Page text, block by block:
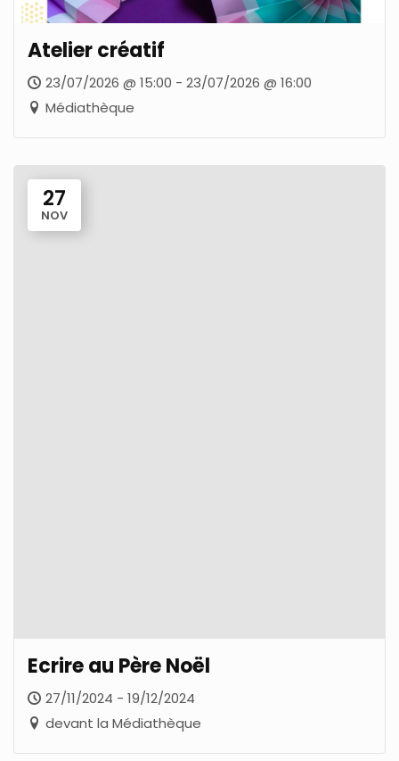
Atelier créatif
23/07/2026 @ 15:00 - 23/07/2026 @ 16:00
Médiathèque
27
NOV
Ecrire au Père Noël
27/11/2024 - 19/12/2024
devant la Médiathèque